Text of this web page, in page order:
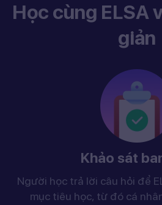
Học cùng ELSA
giản
Khảo sát
Người học trả lời câu hỏi để
mục tiêu học, từ đó cá